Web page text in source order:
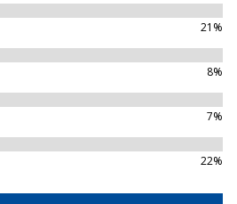
21%
8%
7%
22%